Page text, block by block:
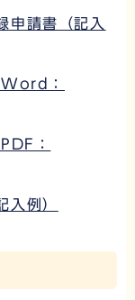
申請書（記入
：
：
入例）